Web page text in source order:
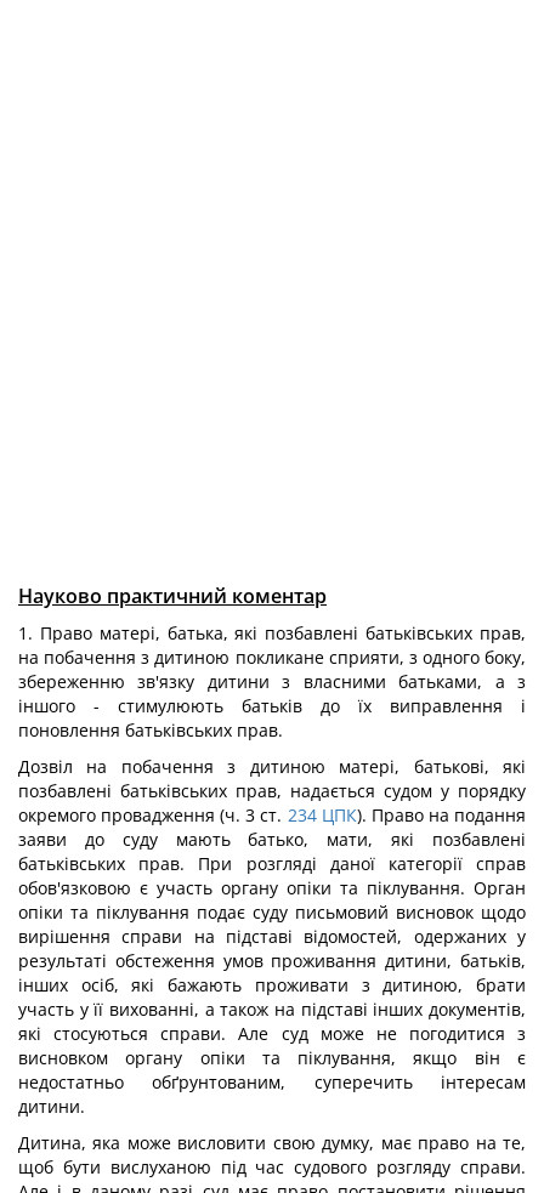
Науково практичний коментар
1. Право матері, батька, які позбавлені батьківських прав,
на побачення з дитиною покликане сприяти, з одного боку,
збереженню зв'язку дитини з власними батьками, а з
іншого - стимулюють батьків до їх виправлення і
поновлення батьківських прав.
Дозвіл на побачення з дитиною матері, батькові, які
позбавлені батьківських прав, надається судом у порядку
окремого провадження (ч. 3 ст. 234 ЦПК). Право на подання
заяви до суду мають батько, мати, які позбавлені
батьківських прав. При розгляді даної категорії справ
обов'язковою є участь органу опіки та піклування. Орган
опіки та піклування подає суду письмовий висновок щодо
вирішення справи на підставі відомостей, одержаних у
результаті обстеження умов проживання дитини, батьків,
інших осіб, які бажають проживати з дитиною, брати
участь у її вихованні, а також на підставі інших документів,
які стосуються справи. Але суд може не погодитися з
висновком органу опіки та піклування, якщо він є
недостатньо обґрунтованим, суперечить інтересам
дитини.
Дитина, яка може висловити свою думку, має право на те,
щоб бути вислуханою під час судового розгляду справи.